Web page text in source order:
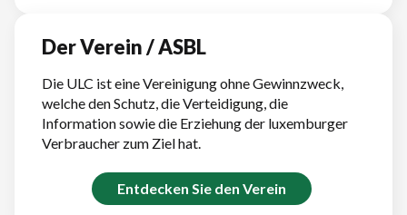
Der Verein / ASBL
Die ULC ist eine Vereinigung ohne Gewinnzweck,
welche den Schutz, die Verteidigung, die
Information sowie die Erziehung der luxemburger
Verbraucher zum Ziel hat.
Entdecken Sie den Verein